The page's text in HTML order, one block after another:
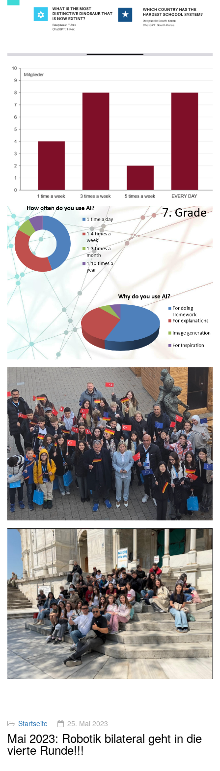
Startseite 25. Mai 2023
Mai 2023: Robotik bilateral geht in die
vierte Runde!!!